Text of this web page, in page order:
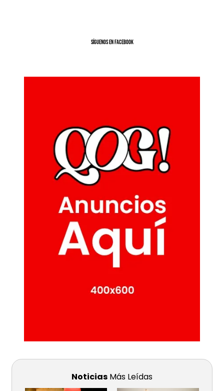
SíGUENOS EN FACEBOOK
Noticias Más Leídas